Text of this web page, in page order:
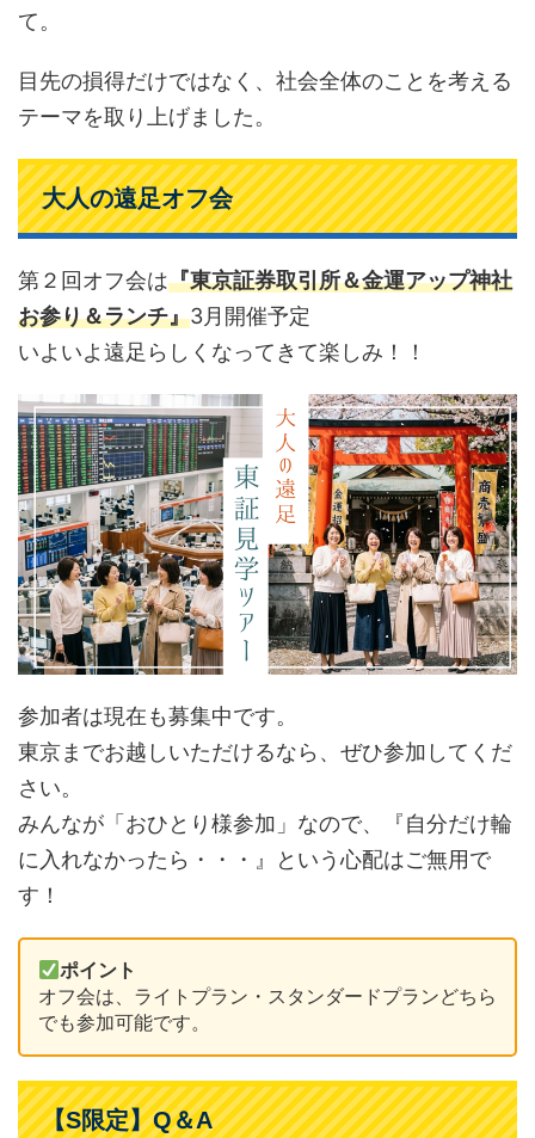
て。
目先の損得だけではなく、社会全体のことを考える
テーマを取り上げました。
大人の遠足オフ会
第２回オフ会は『東京証券取引所＆金運アップ神社
お参り＆ランチ』3月開催予定
いよいよ遠足らしくなってきて楽しみ！！
参加者は現在も募集中です。
東京までお越しいただけるなら、ぜひ参加してくだ
さい。
みんなが「おひとり様参加」なので、『自分だけ輪
に入れなかったら・・・』という心配はご無用で
す！
ポイント
オフ会は、ライトプラン・スタンダードプランどちら
でも参加可能です。
【S限定】Q＆A